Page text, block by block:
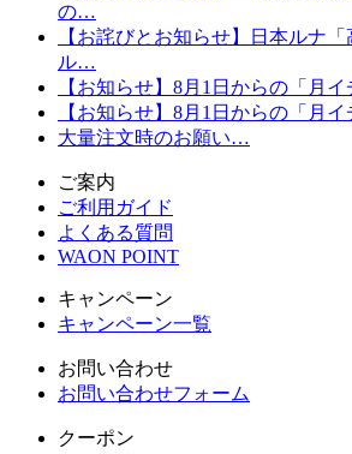
の…
【お詫びとお知らせ】日本ルナ
ル…
【お知らせ】8月1日からの「月
【お知らせ】8月1日からの「月
大量注文時のお願い…
ご案内
ご利用ガイド
よくある質問
WAON POINT
キャンペーン
キャンペーン一覧
お問い合わせ
お問い合わせフォーム
クーポン